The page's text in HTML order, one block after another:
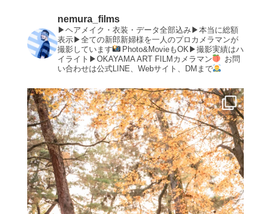
nemura_films
▶︎ヘアメイク・衣装・データ全部込み▶︎本当に総額
表示▶︎全ての新郎新婦様を一人のプロカメラマンが
撮影しています
Photo&MovieもOK▶︎撮影実績はハ
イライト▶︎OKAYAMA ART FILMカメラマン
お問
い合わせは公式LINE、Webサイト、DMまで